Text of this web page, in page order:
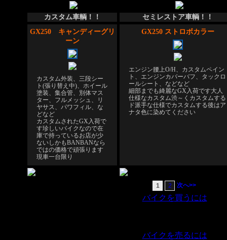
カスタム車輌！！
セミレストア車輌！！
GX250 キャンディーグリ
ーン
カスタム外装、三段シー
ト(張り替え中)、ホイール
塗装、集合管、別体マス
ター、フルメッシュ、リ
ヤサス、パワフィル、な
どなど
カスタムされたGX入荷で
す珍しいバイクなので在
庫で持っているお店が少
ないしかもBANBANなら
ではの価格で頑張ります
現車一台限り
GX250 ストロボカラー
エンジン腰上O/H、カスタムペイン
ト、エンジンカバーバフ、タックロ
ールシート、などなど
細部までも綺麗なGX入荷です大人
仕様なカスタム渋～くカスタムする
ド派手な仕様でカスタムする後はア
ナタ色に染めてください
1 2 次へ>>
バイクを買うには
バイクを売るには